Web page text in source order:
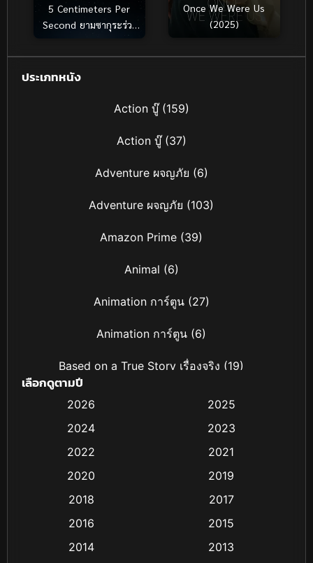
5 Centimeters Per
Second ยามซากุระร่วง
Once We Were Us
(2025)
ประเภทหนัง
Action บู๊(159)
Action บู๊(37)
Adventure ผจญภัย (6)
Adventure ผจญภัย (103)
Amazon Prime (39)
Animal (6)
Animation การ์ตูน(27)
Animation การ์ตูน (6)
Based on a True Story เรื่องจริง (19)
Biography ชีวิตจริง (16)
Classic หนังคลาสสิก (25)
เลือกดูตามปี
2026
2025
2024
2023
2022
2021
2020
2019
2018
2017
2016
2015
2014
2013